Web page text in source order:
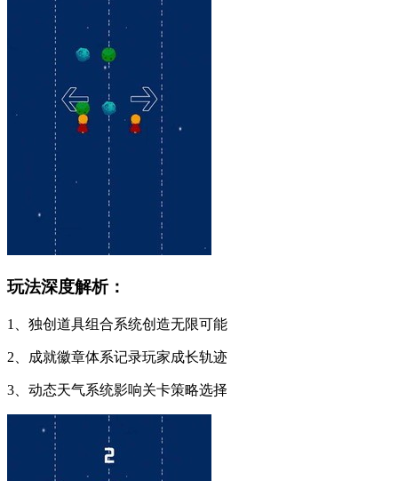
玩法深度解析：
1、独创道具组合系统创造无限可能
2、成就徽章体系记录玩家成长轨迹
3、动态天气系统影响关卡策略选择